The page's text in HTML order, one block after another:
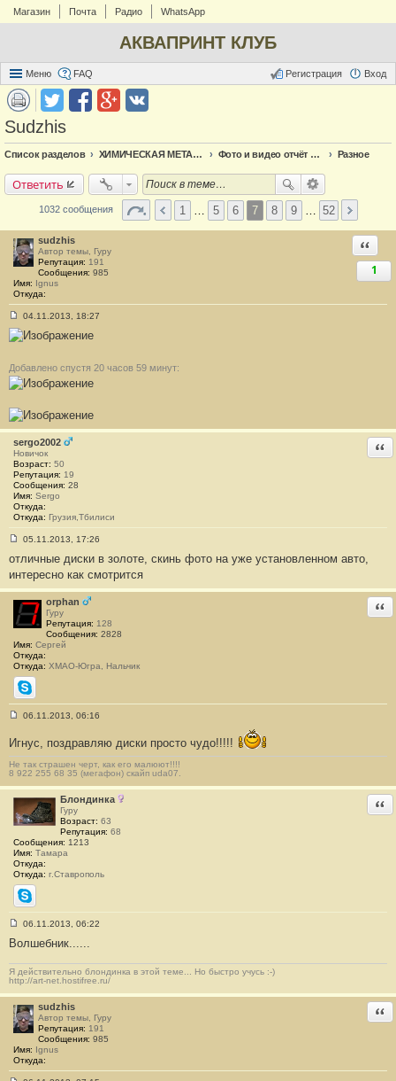
Магазин Почта Радио WhatsApp
АКВАПРИНТ КЛУБ
Меню FAQ Вход
Регистрация
Sudzhis
Список разделов ХИМИЧЕСКАЯ МЕТАЛЛИЗАЦИЯ Фото и видео отчёт по металлизации Разное
Ответить
1032 сообщения 1 5 6 7 8 9 52
sudzhis
Автор темы, Гуру
Репутация: 191
Сообщения: 985
Имя: Ignus
Откуда:
1
о
о
щ
е
н
е
#
1
2
1
04.11.2013, 18:27
Добавлено спустя 20 часов 59 минут:
sergo2002
Новичок
Возраст: 50
Репутация: 19
Сообщения: 28
Имя: Sergo
Откуда:
Откуда: Грузия,Тбилиси
о
б
щ
е
н
и
#
1
2
2
05.11.2013, 17:26
отличные диски в золоте, скинь фото на уже установленном авто,
интересно как смотрится
orphan
Гуру
Репутация: 128
Сообщения: 2828
Имя: Сергей
Откуда:
Откуда: ХМАО-Югра, Нальчик
Skype
о
б
щ
е
н
и
е
#
2
3
06.11.2013, 06:16
Игнус, поздравляю диски просто чудо!!!!!
Не так страшен черт, как его малюют!!!!
8 922 255 68 35 (мегафон) скайп uda07.
Блондинка
Гуру
Возраст: 63
Репутация: 68
Сообщения: 1213
Имя: Тамара
Откуда:
Откуда: г.Ставрополь
Skype
о
б
щ
е
н
и
е
#
2
4
06.11.2013, 06:22
Волшебник......
Я действительно блондинка в этой теме... Но быстро учусь :-)
http://art-net.hostifree.ru/
sudzhis
Автор темы, Гуру
Репутация: 191
Сообщения: 985
Имя: Ignus
Откуда: